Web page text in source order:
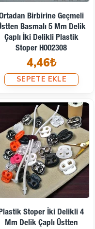
Birbirine Geçmeli
Basmalı 5 Mm Delik
Çaplı İki Delikli Plastik
Stoper H002308
4,46₺
SEPETE EKLE
Stoper İki Delikli 4
Mm Delik Çaplı Üstten